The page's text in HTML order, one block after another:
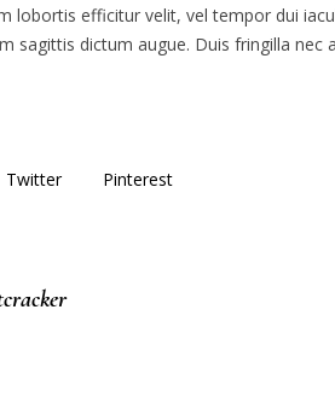
lobortis efficitur velit, vel tempor dui
sagittis dictum augue. Duis fringilla nec
Twitter Pinterest